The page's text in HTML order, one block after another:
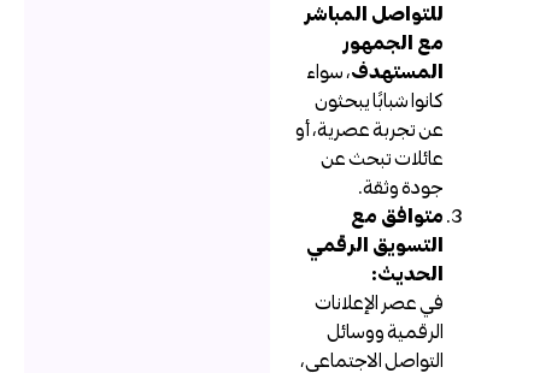
للتواصل المباشر
مع الجمهور
المستهدف، سواء
كانوا شبابًا يبحثون
عن تجربة عصرية، أو
عائلات تبحث عن
جودة وثقة.
متوافق مع
التسويق الرقمي
الحديث:
في عصر الإعلانات
الرقمية ووسائل
التواصل الاجتماعي،